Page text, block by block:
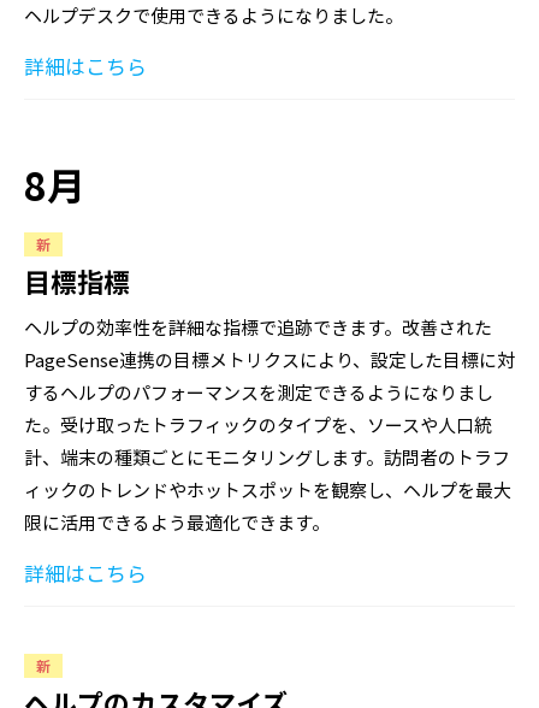
ヘルプデスクで使用できるようになりました。
詳細はこちら
8月
目標指標
新
ヘルプの効率性を詳細な指標で追跡できます。改善された
PageSense連携の目標メトリクスにより、設定した目標に対
するヘルプのパフォーマンスを測定できるようになりまし
た。受け取ったトラフィックのタイプを、ソースや人口統
計、端末の種類ごとにモニタリングします。訪問者のトラフ
ィックのトレンドやホットスポットを観察し、ヘルプを最大
限に活用できるよう最適化できます。
詳細はこちら
新